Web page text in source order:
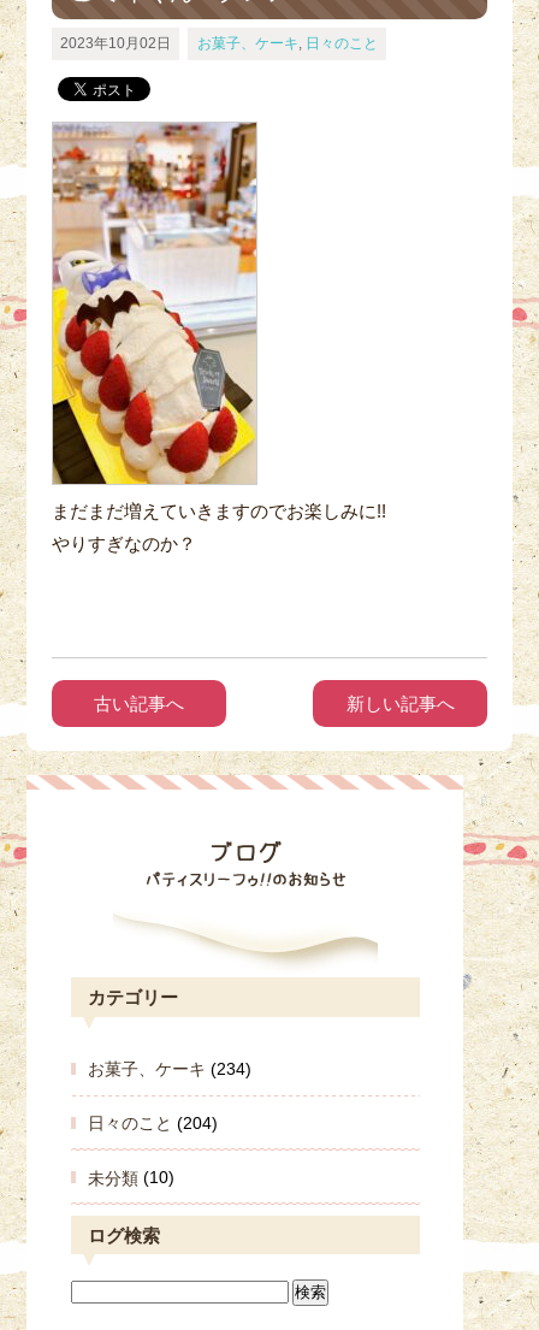
2023年10月02日 お菓子、ケーキ, 日々のこと
まだまだ増えていきますのでお楽しみに!!
やりすぎなのか？
古い記事へ 新しい記事へ
カテゴリー
お菓子、ケーキ (234)
日々のこと (204)
未分類 (10)
ログ検索